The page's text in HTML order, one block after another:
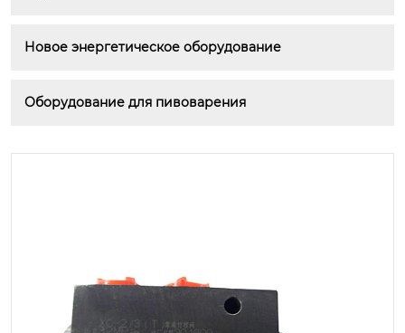
Новое энергетическое оборудование
Оборудование для пивоварения